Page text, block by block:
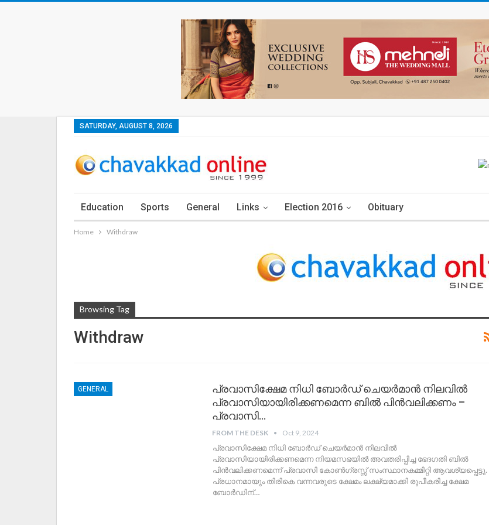
SATURDAY, AUGUST 8, 2026
Education Sports General Links Election 2016 Obituary
Home Withdraw
Browsing Tag
Withdraw
GENERAL
പ്രവാസിക്ഷേമ നിധി ബോർഡ് ചെയർമാൻ നിലവിൽ
പ്രവാസിയായിരിക്കണമെന്ന ബിൽ പിൻവലിക്കണം –
പ്രവാസി…
FROM THE DESK Oct 9, 2024
പ്രവാസിക്ഷേമ നിധി ബോർഡ് ചെയർമാൻ നിലവിൽ
പ്രവാസിയായിരിക്കണമെന്ന നിയമസഭയിൽ അവതരിപ്പിച്ച ഭേദഗതി ബിൽ
പിൻവലിക്കണമെന്ന് പ്രവാസി കോൺഗ്രസ്സ് സംസ്ഥാനകമ്മിറ്റി ആവശ്യപ്പെട്ടു.
പ്രധാനമായും തിരികെ വന്നവരുടെ ക്ഷേമം ലക്ഷ്യമാക്കി രുപീകരിച്ച ക്ഷേമ
ബോർഡിന്…